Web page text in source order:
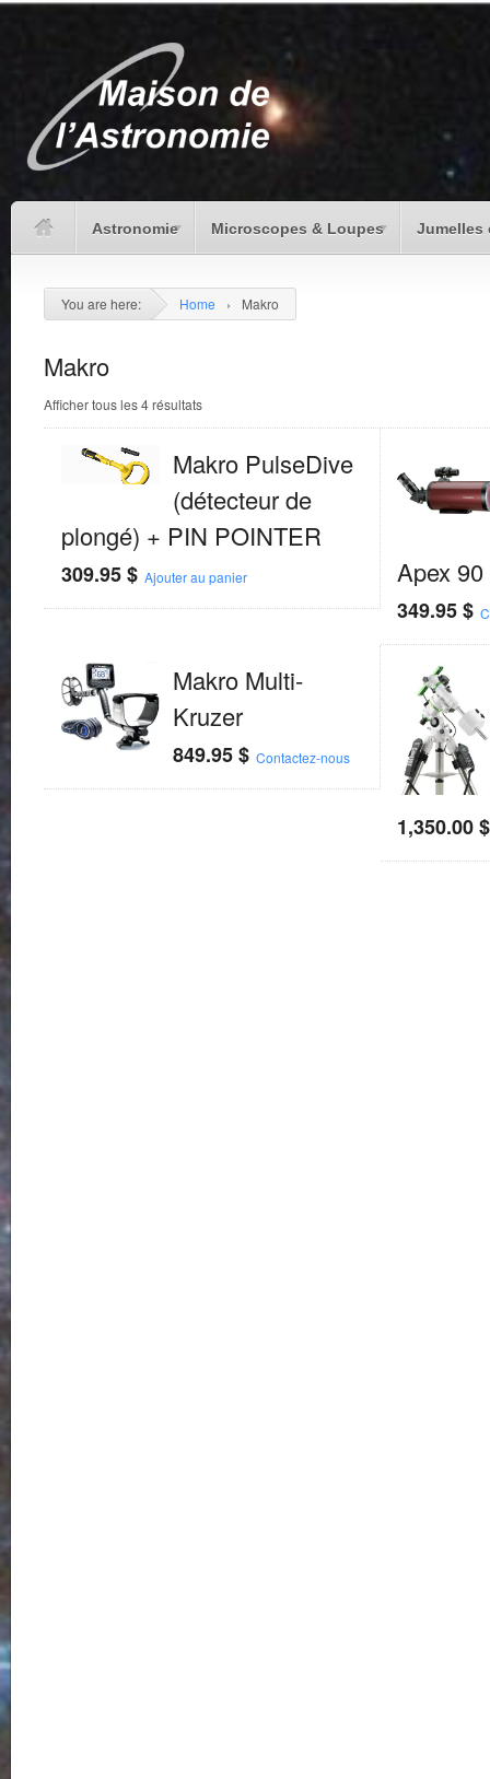
Astronomie Microscopes & Loupes Jumelles
You are here: Home › Makro
Makro
Afficher tous les 4 résultats
Makro PulseDive
(détecteur de
plongé) + PIN POINTER
309.95$ Ajouter au panier Apex
349.95$
Makro Multi-
Kruzer
849.95$ Contactez-nous
1,350.00$